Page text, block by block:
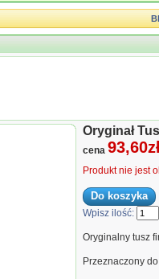
Oryginał
cena
Produkt nie jest
Wpisz ilość:
Oryginalny tusz
Przeznaczony